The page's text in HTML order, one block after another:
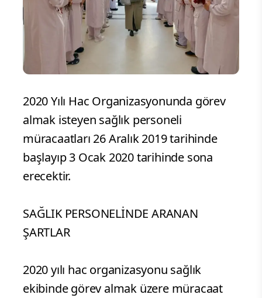
2020 Yılı Hac Organizasyonunda görev
almak isteyen sağlık personeli
müracaatları 26 Aralık 2019 tarihinde
başlayıp 3 Ocak 2020 tarihinde sona
erecektir.
SAĞLIK PERSONELİNDE ARANAN
ŞARTLAR
2020 yılı hac organizasyonu sağlık
ekibinde görev almak üzere müracaat